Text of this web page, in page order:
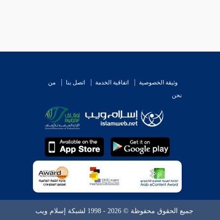
وثيقة الخصوصية اتفاقية الخدمة اتصل بنا
من
نحن
جميع الحقوق محفوظة © 2026 - 1998 لشبكة إسلام ويب